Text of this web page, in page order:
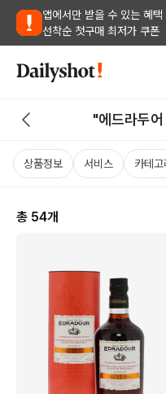
앱에서만 받을 수 있는 혜택
선착순 첫구매 최저가 쿠폰
"에드라두
상품정보 서비스 카테고
총 54개